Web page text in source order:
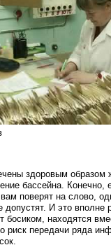
здоровым образом
бассейна. Конечно,
поверят на слово,
допустят. И это вполне
босиком, находятся
риск передачи ряда